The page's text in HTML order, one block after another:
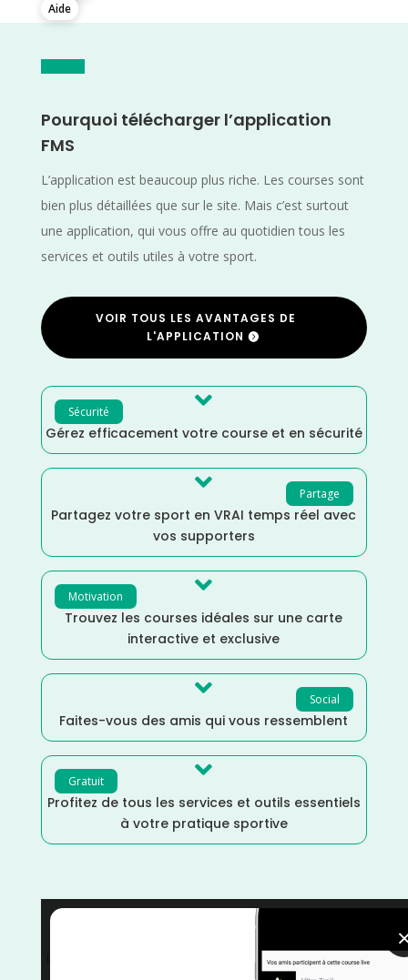
Aide
Pourquoi télécharger l’application
FMS
L’application est beaucoup plus riche. Les courses sont
bien plus détaillées que sur le site. Mais c’est surtout
une application, qui vous offre au quotidien tous les
services et outils utiles à votre sport.
VOIR TOUS LES AVANTAGES DE
L'APPLICATION
Sécurité 
Gérez efficacement votre course et en sécurité
Partage

Partagez votre sport en VRAI temps réel avec
vos supporters
Motivation 
Trouvez les courses idéales sur une carte
interactive et exclusive
Social

Faites-vous des amis qui vous ressemblent
Gratuit 
Profitez de tous les services et outils essentiels
à votre pratique sportive
Distance Faible
Course sur Route/Course